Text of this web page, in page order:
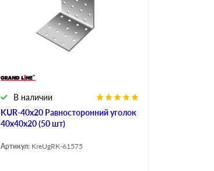
KUR-40х20 Равносторонний уголок
40х40х20 (50 шт)
В наличии
Артикул: KreUgRK-61575